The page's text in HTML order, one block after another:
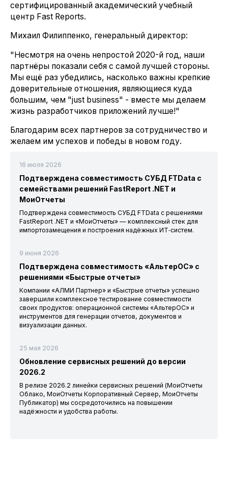
сертифицированный академический учебный
центр Fast Reports.
Михаил Филиппенко, генеральный директор:
"Несмотря на очень непростой 2020-й год, наши
партнёры показали себя с самой лучшей стороны.
Мы ещё раз убедились, насколько важны крепкие
доверительные отношения, являющиеся куда
большим, чем "just business" - вместе мы делаем
жизнь разработчиков приложений лучше!"
Благодарим всех партнеров за сотрудничество и
желаем им успехов и победы в новом году.
16 июля 2026
Подтверждена совместимость СУБД FTData с
семействами решений FastReport .NET и
МоиОтчеты
Подтверждена совместимость СУБД FTData с решениями
FastReport .NET и «МоиОтчеты» — комплексный стек для
импортозамещения и построения надёжных ИТ‑систем.
9 июня 2026
Подтверждена совместимость «АльтерОС» с
решениями «Быстрые отчеты»
Компании «АЛМИ Партнер» и «Быстрые отчеты» успешно
завершили комплексное тестирование совместимости
своих продуктов: операционной системы «АльтерОС» и
инструментов для генерации отчетов, документов и
визуализации данных.
25 мая 2026
Обновление сервисных решений до версии
2026.2
В релизе 2026.2 линейки сервисных решений (МоиОтчеты
Облако, МоиОтчеты Корпоративный Сервер, МоиОтчеты
Публикатор) мы сосредоточились на повышении
надёжности и удобства работы.